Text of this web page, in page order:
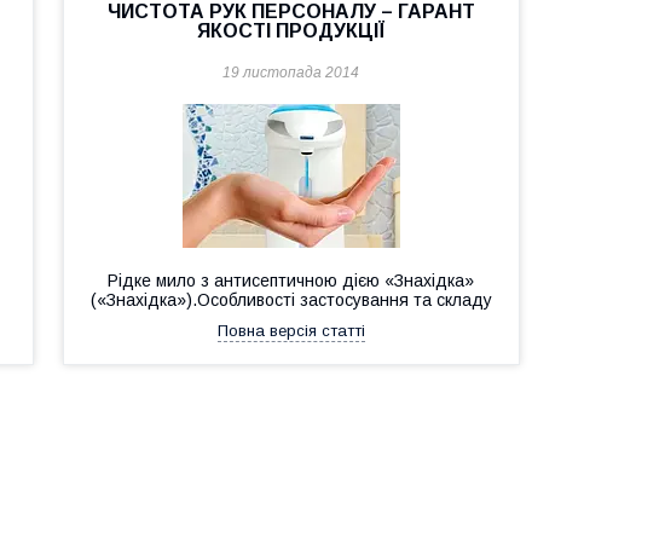
ЧИСТОТА РУК ПЕРСОНАЛУ – ГАРАНТ
ЯКОСТІ ПРОДУКЦІЇ
19 листопада 2014
Рідке мило з антисептичною дією «Знахідка»
(«Знахідка»).Особливості застосування та складу
Повна версія статті